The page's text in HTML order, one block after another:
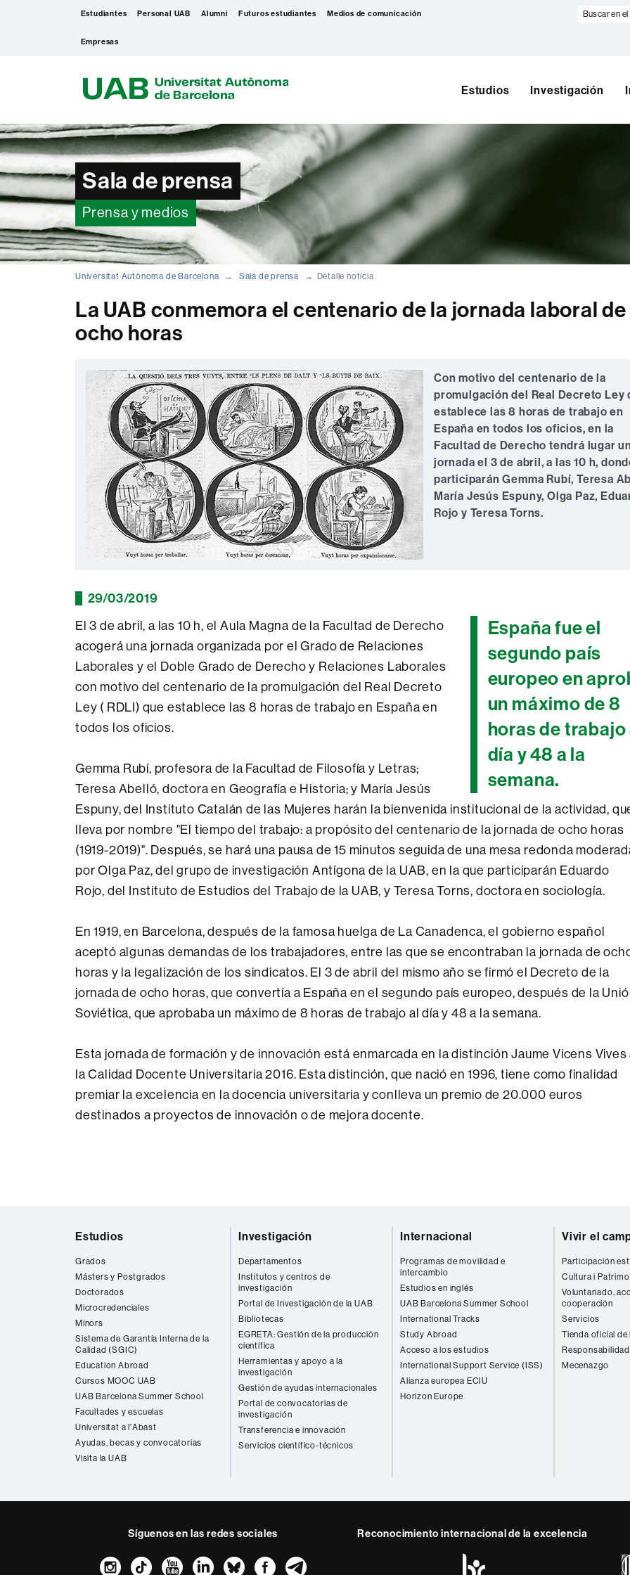
Estudiantes Personal UAB Alumni Futuros estudiantes Medios de comunicación
Empresas
Buscar
B
Estudios Investigación
Sala de prensa
Prensa y medios
Universitat Autònoma de Barcelona Sala de prensa Detalle notícia
La UAB conmemora el centenario de la jornada laboral de
ocho horas
Con motivo del centenario de la
promulgación del Real Decreto Ley
establece las 8 horas de trabajo en
España en todos los oficios, en la
Facultad de Derecho tendrá lugar
jornada el 3 de abril, a las 10 h,
participarán Gemma Rubí, Teresa
María Jesús Espuny, Olga Paz,
Rojo y Teresa Torns.
29/03/2019
España fue el
segundo país
europeo en
un máximo de 8
horas de trabajo
día y 48 a la
semana.
El 3 de abril, a las 10 h, el Aula Magna de la Facultad de Derecho
acogerá una jornada organizada por el Grado de Relaciones
Laborales y el Doble Grado de Derecho y Relaciones Laborales
con motivo del centenario de la promulgación del Real Decreto
Ley ( RDLI) que establece las 8 horas de trabajo en España en
todos los oficios.
Gemma Rubí, profesora de la Facultad de Filosofía y Letras;
Teresa Abelló, doctora en Geografía e Historia; y María Jesús
Espuny, del Instituto Catalán de las Mujeres harán la bienvenida institucional de la actividad,
lleva por nombre "El tiempo del trabajo: a propósito del centenario de la jornada de ocho horas
(1919-2019)". Después, se hará una pausa de 15 minutos seguida de una mesa redonda
por Olga Paz, del grupo de investigación Antígona de la UAB, en la que participarán Eduardo
Rojo, del Instituto de Estudios del Trabajo de la UAB, y Teresa Torns, doctora en sociología.
En 1919, en Barcelona, ​​después de la famosa huelga de La Canadenca, el gobierno español
aceptó algunas demandas de los trabajadores, entre las que se encontraban la jornada de
horas y la legalización de los sindicatos. El 3 de abril del mismo año se firmó el Decreto de la
jornada de ocho horas, que convertía a España en el segundo país europeo, después de la
Soviética, que aprobaba un máximo de 8 horas de trabajo al día y 48 a la semana.
Esta jornada de formación y de innovación está enmarcada en la distinción Jaume Vicens Vives
la Calidad Docente Universitaria 2016. Esta distinción, que nació en 1996, tiene como finalidad
premiar la excelencia en la docencia universitaria y conlleva un premio de 20.000 euros
destinados a proyectos de innovación o de mejora docente.
Estudios
Grados
Másters y Postgrados
Doctorados
Microcredenciales
Mínors
Sistema de Garantía Interna de la
Calidad (SGIC)
Education Abroad
Cursos MOOC UAB
UAB Barcelona Summer School
Facultades y escuelas
Universitat a l'Abast
Ayudas, becas y convocatorias
Visita la UAB
Investigación
Departamentos
Institutos y centros de
investigación
Portal de Investigación de la UAB
Bibliotecas
EGRETA: Gestión de la producción
científica
Herramientas y apoyo a la
investigación
Gestión de ayudas internacionales
Portal de convocatorias de
investigación
Transferencia e innovación
Servicios científico-técnicos
Internacional
Programas de movilidad e
intercambio
Estudios en inglés
UAB Barcelona Summer School
International Tracks
Study Abroad
Acceso a los estudios
International Support Service (ISS)
Alianza europea ECIU
Horizon Europe
Vivir el
Participación
Cultura i
Voluntariado,
cooperación
Servicios
Tienda oficial de
Responsabilidad
Mecenazgo
Síguenos en las redes sociales
Instagram
TikTokYouTube
LinkedIn
BlueskyFacebook
Telegram
Reconocimiento internacional de la excelencia